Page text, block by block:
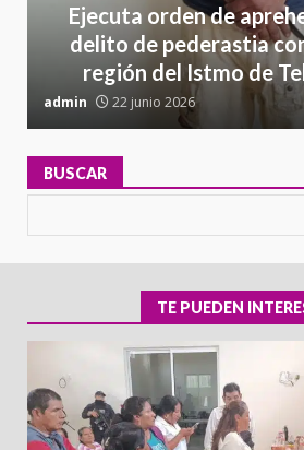
Ejecuta orden de
delito de pederastia
región del Istmo de
admin 22 junio 2026
BUSCAR
TE PUEDEN